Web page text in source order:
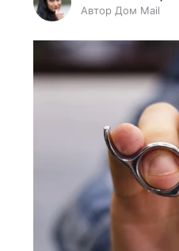
Автор Дом Mail